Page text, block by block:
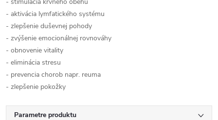
- aktivácia lymfatického systému
- zlepšenie duševnej pohody
- zvýšenie emocionálnej rovnováhy
- obnovenie vitality
- eliminácia stresu
- prevencia chorob napr. reuma
- zlepšenie pokožky
Parametre produktu